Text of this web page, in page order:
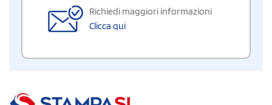
Richiedi maggiori informazioni
Clicca qui